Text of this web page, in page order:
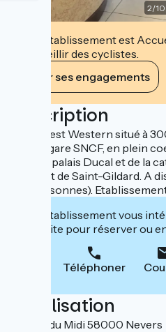
2/10
Cet établissement est
accueillir des cyclistes.
Voir ses engagements
Description
Hôtel Best Western situé à
m de la gare SNCF, en plein
près du palais Ducal et de la
Julitte et de Saint-Gildard. A
(30 personnes).
Cet établissement vous
leur site pour réserver ou
Téléphoner
Localisation
38 Rue du Midi 58000 Nevers